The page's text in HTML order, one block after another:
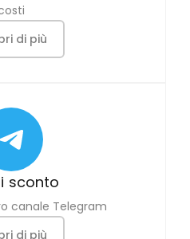
di più
sconto
canale Telegram
di più